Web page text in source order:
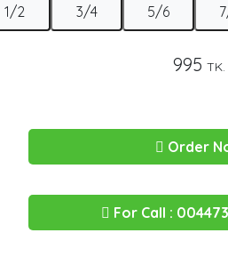
1/2
3/4
5/6
995 TK.
Order
For Call :